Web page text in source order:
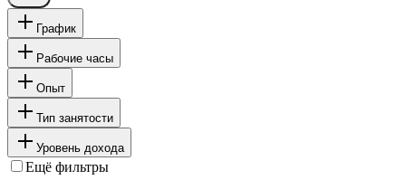
График
Рабочие часы
Опыт
Тип занятости
Уровень дохода
Ещё фильтры